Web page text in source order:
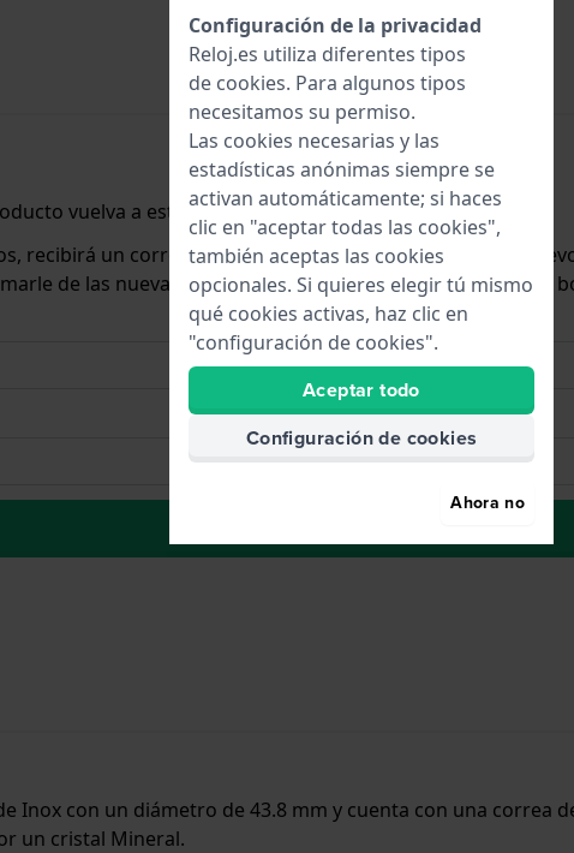
vuelva a estar disponible.
recibirá un correo electrónico cuando lo tengamos de
de las nuevas existencias. Inmediatamente después, la
Inox con un diámetro de 43.8 mm y cuenta con una correa
un cristal Mineral.
Configuración de la privacidad
Reloj.es utiliza diferentes tipos
de cookies. Para algunos tipos
necesitamos su permiso.
Las cookies necesarias y las
estadísticas anónimas siempre se
activan automáticamente; si haces
clic en "aceptar todas las cookies",
también aceptas las cookies
opcionales. Si quieres elegir tú mismo
qué cookies activas, haz clic en
"configuración de cookies".
Aceptar todo
Configuración de cookies
Ahora no